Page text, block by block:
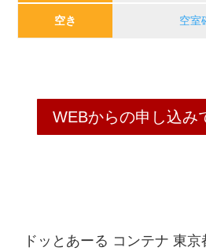
空き 空室
WEBからの申し込み
ドッとあーる コンテナ 東京